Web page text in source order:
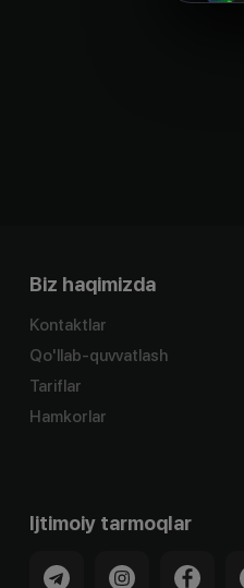
Biz haqimizda
Kontaktlar
Qo'llab-quvvatlash
Tariflar
Hamkorlar
Ijtimoiy tarmoqlar